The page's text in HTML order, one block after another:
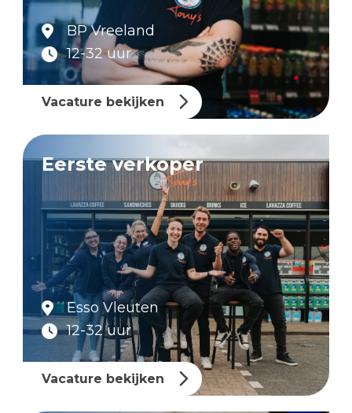
BP Vreeland
12-32 uur
Vacature bekijken
Eerste verkoper
Esso Vleuten
12-32 uur
Vacature bekijken